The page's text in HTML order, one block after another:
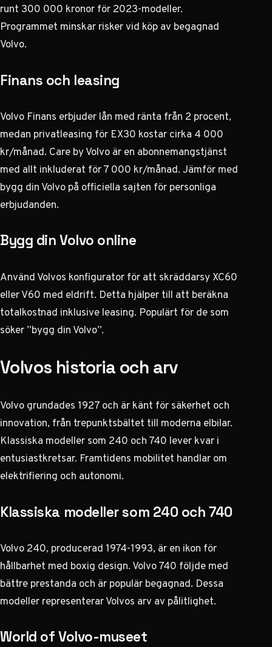
runt 300 000 kronor för 2023-modeller.
Programmet minskar risker vid köp av begagnad
Volvo.
Finans och leasing
Volvo Finans erbjuder lån med ränta från 2 procent,
medan privatleasing för EX30 kostar cirka 4 000
kr/månad. Care by Volvo är en abonnemangstjänst
med allt inkluderat för 7 000 kr/månad. Jämför med
bygg din Volvo på officiella sajten för personliga
erbjudanden.
Bygg din Volvo online
Använd Volvos konfigurator för att skräddarsy XC60
eller V60 med eldrift. Detta hjälper till att beräkna
totalkostnad inklusive leasing. Populärt för de som
söker ”bygg din Volvo”.
Volvos historia och arv
Volvo grundades 1927 och är känt för säkerhet och
innovation, från trepunktsbältet till moderna elbilar.
Klassiska modeller som 240 och 740 lever kvar i
entusiastkretsar. Framtidens mobilitet handlar om
elektrifiering och autonomi.
Klassiska modeller som 240 och 740
Volvo 240, producerad 1974-1993, är en ikon för
hållbarhet med boxig design. Volvo 740 följde med
bättre prestanda och är populär begagnad. Dessa
modeller representerar Volvos arv av pålitlighet.
World of Volvo-museet